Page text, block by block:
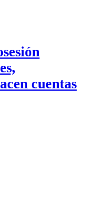
cuentas